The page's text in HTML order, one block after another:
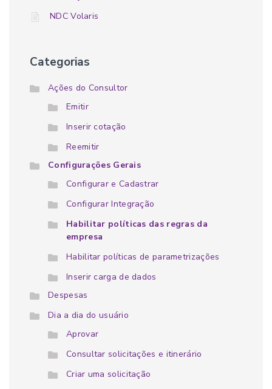
NDC Volaris
Categorias
Ações do Consultor
Emitir
Inserir cotação
Reemitir
Configurações Gerais
Configurar e Cadastrar
Configurar Integração
Habilitar políticas das regras da
empresa
Habilitar políticas de parametrizações
Inserir carga de dados
Despesas
Dia a dia do usuário
Aprovar
Consultar solicitações e itinerário
Criar uma solicitação